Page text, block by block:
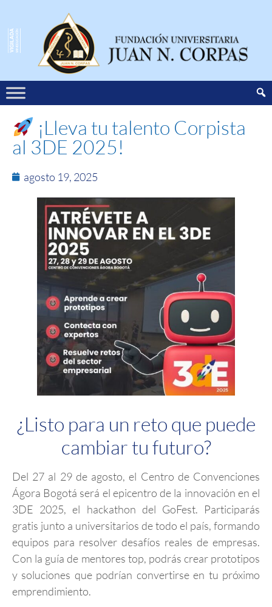
¡Lleva tu talento Corpista
al 3DE 2025!
agosto 19, 2025
¿Listo para un reto que puede
cambiar tu futuro?
Del 27 al 29 de agosto, el Centro de Convenciones
Ágora Bogotá será el epicentro de la innovación en el
3DE 2025, el hackathon del GoFest. Participarás
gratis junto a universitarios de todo el país, formando
equipos para resolver desafíos reales de empresas.
Con la guía de mentores top, podrás crear prototipos
y soluciones que podrían convertirse en tu próximo
emprendimiento.